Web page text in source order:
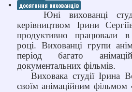
досягнння вихованців
Юні вихованці
керівництвом Ірини
продуктивно працювали
році. Вихованці групи
період багато
документальних фільмів.
Виховака студії Ірина
своїм анімаційним